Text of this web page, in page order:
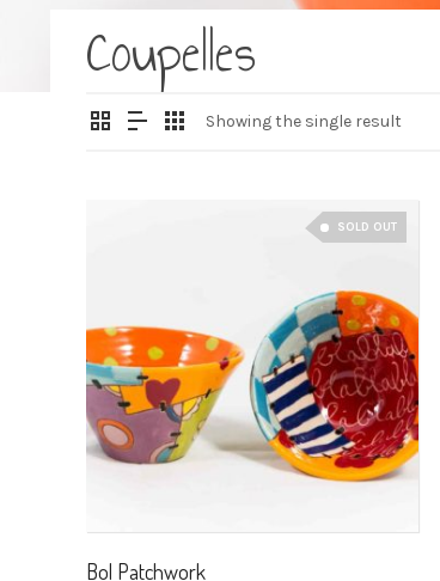
Coupelles
Showing the single result
SOLD OUT
Bol Patchwork